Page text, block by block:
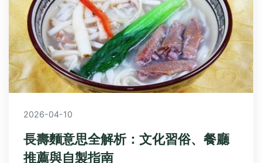
2026-04-10
長壽麵意思全解析：文化習俗、餐廳
推薦與自製指南